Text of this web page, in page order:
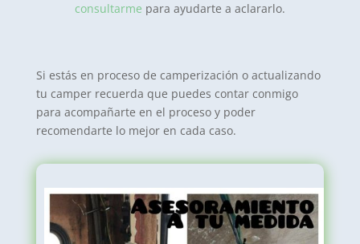
consultarme para ayudarte a aclararlo.
Si estás en proceso de camperización o actualizando
tu camper recuerda que puedes contar conmigo
para acompañarte en el proceso y poder
recomendarte lo mejor en cada caso.